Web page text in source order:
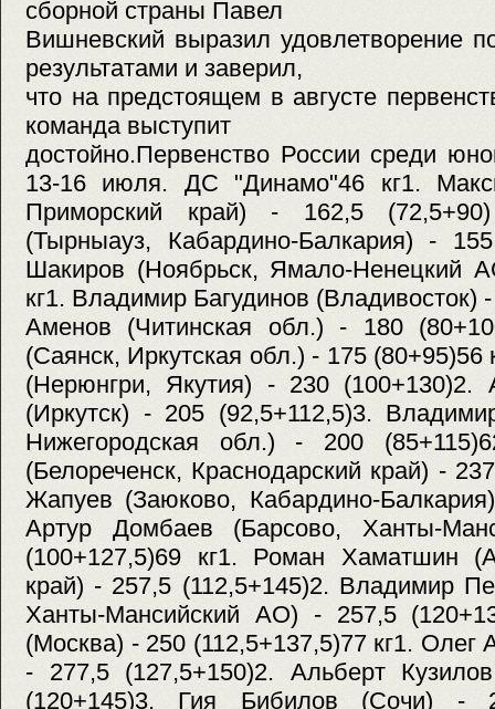
сборной страны Павел
Вишневский выразил удовлетворение
результатами и заверил,
что на предстоящем в августе
команда выступит
достойно.Первенство России среди
13-16 июля. ДС "Динамо"46 кг1.
Приморский край) - 162,5
(Тырныауз, Кабардино-Балкария) -
Шакиров (Ноябрьск, Ямало-Ненецкий
кг1. Владимир Багудинов (Владивосток)
Аменов (Читинская обл.) - 180
(Саянск, Иркутская обл.) - 175
(Нерюнгри, Якутия) - 230 (100+130)2.
(Иркутск) - 205 (92,5+112,5)3.
Нижегородская обл.) - 200
(Белореченск, Краснодарский край) -
Жапуев (Заюково, Кабардино-
Артур Домбаев (Барсово, Ханты-
(100+127,5)69 кг1. Роман Хаматшин
край) - 257,5 (112,5+145)2. Владимир
Ханты-Мансийский АО) - 257,5
(Москва) - 250 (112,5+137,5)77 кг1. Олег
- 277,5 (127,5+150)2. Альберт
(120+145)3. Гия Бибилов (Сочи) -